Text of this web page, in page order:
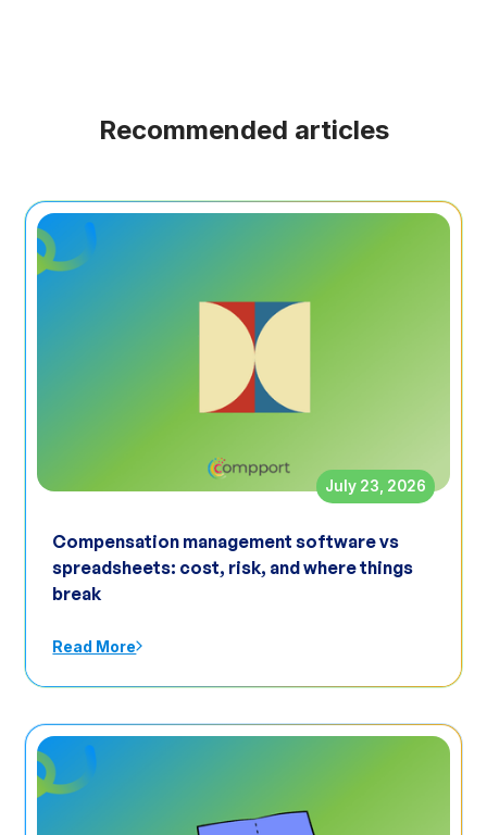
Recommended articles
July 23, 2026
Compensation management software vs
spreadsheets: cost, risk, and where things
break
Read More